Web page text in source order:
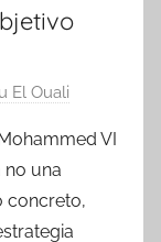
El Ouali
VI
no una
concreto,